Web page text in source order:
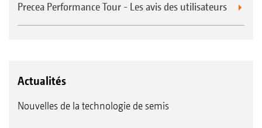
Precea Performance Tour - Les avis des utilisateurs
Actualités
Nouvelles de la technologie de semis